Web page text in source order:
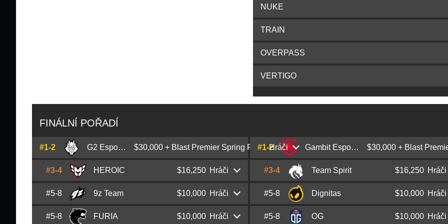
NUKE
TRAIN
OVERPASS
VERTIGO
FINÁLNÍ POŘADÍ
#1-2 G2 Esports $30,000 + Blast Premier Spring Final Hráči
François AMANEK
Nemanja huNter-Kovač
NikolaNiKoKovač
#1-2 Gambit Esports $30,000 + Blast
AbayHObbitKhasenov
Vladislav nafanyGorshkov
Dmitry sh1ro
#3-4 HEROIC $16,250 Hráči
RenéTeSeS Madsen
Casper cadiaNMøller
#3-4 Team Spirit $16,250 Hráči
LeonidchopperVishnyakov
ViktorsdyOrudjev
#5-8 9z Team $10,000 Hráči
FrancodgtGarcia
#5-8 Dignitas $10,000 Hráči
Håkon hallzerk
#5-8 FURIA $10,000 Hráči #5-8 OG $10,000 Hráči